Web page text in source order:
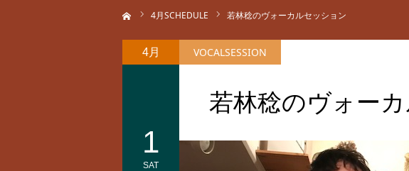
4月SCHEDULE 若林稔のヴォーカルセッション
若林稔のヴォー
4月
1
SAT
VOCALSESSION